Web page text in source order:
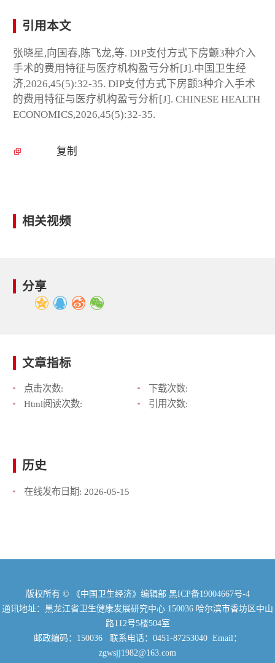
引用本文
张晓星,向国春,陈飞龙,等. DIP支付方式下房颤3种介入
手术的费用特征与医疗机构盈亏分析[J].中国卫生经
济,2026,45(5):32-35. DIP支付方式下房颤3种介入手术
的费用特征与医疗机构盈亏分析[J]. CHINESE HEALTH
ECONOMICS,2026,45(5):32-35.
复制
相关视频
分享
文章指标
点击次数:
下载次数:
Html阅读次数:
引用次数:
历史
在线发布日期: 2026-05-15
版权所有 © 《中国卫生经济》编辑部 黑ICP备19004667号-4
通讯地址：黑龙江省卫生健康发展研究中心 150036 哈尔滨市香坊区中山
路112号5楼504室
邮政编码：150036 联系电话：0451-87253040 Email：
zgwsjj1982@163.com